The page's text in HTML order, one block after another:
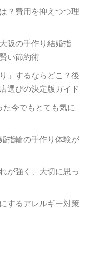
？費用を抑えつつ理
阪の手作り結婚指
い節約術
」するならどこ？後
選びの決定版ガイド
今でもとても気に
指輪の手作り体験が
が強く、大切に思っ
するアレルギー対策